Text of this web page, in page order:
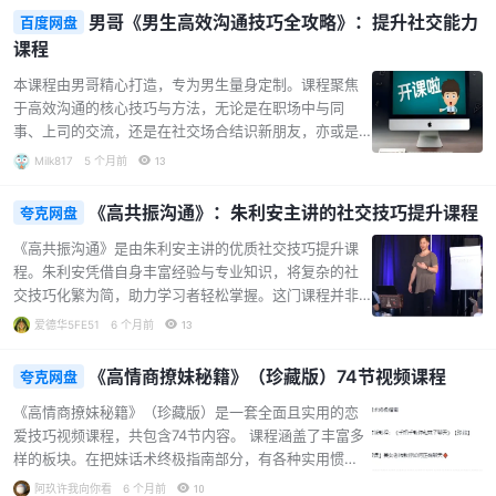
添相处的趣味性。无论是想要学习调情技巧，还是通过
讲故事来吸引女生，亦或是掌握和女生肢体接触的恰当
方式，在这门课程中都能找到相应的内容。其特色在于
通过具体的话术惯例示例，生动形象地传授把妹技巧，
实用性强。对于在恋爱社交中感到困惑、渴望提升自身
吸引力和沟通能力的人群来说，这是一套极具价值的课
程资源。通过学习，有望在与女生交往过程中更加自
信、从容，提升恋爱成功率。...
百度网盘
男哥《男生高效沟通技巧全攻略》：提升社交能力
课程
本课程由男哥精心打造，专为男生量身定制。课程聚焦
于高效沟通的核心技巧与方法，无论是在职场中与同
事、上司的交流，还是在社交场合结识新朋友，亦或是
日常生活里与家人相处，都能助力男生提升沟通效率，
效表达、积极倾听与恰当回应等关键环节。同时，还传
授解决冲突和建立信任的实用策略，帮助男生在各种场
景中应对自如。对于渴望提升沟通能力、拓展人脉资
源、塑造良好个人形象的男生而言，这是一门不可多得
的优质课程。借助课程的学习，开启沟通能力提升之
旅，让自己在社交与生活中更加游刃有余。...
Milk817 5 个月前 13
夸克网盘 《高共振沟通》：朱利安主讲的社交技巧提升课程
《高共振沟通》是由朱利安主讲的优质社交技巧提升课
程。朱利安凭借自身丰富经验与专业知识，将复杂的社
交技巧化繁为简，助力学习者轻松掌握。这门课程并非
单纯的理论传授，更是实用操作技巧的指导。课程中，
是日常闲聊还是商务交流，有效的沟通都是关键。他通
过大量实例与故事，生动展示了如何建立良好的人际联
系、清晰表达观点以及认真倾听他人。此外，课程还涵
盖了应对社交尴尬局面的方法，帮助学习者在社交场合
更加自信从容。课程内容丰富多样，从情感技能与分析
技能的讲解，到引导冥想助力释放社交焦虑；从对话过
爱德华5FE51 6 个月前 13
夸克网盘 《高情商撩妹秘籍》（珍藏版）74节视频课程
《高情商撩妹秘籍》（珍藏版）是一套全面且实用的恋
爱技巧视频课程，共包含74节内容。 课程涵盖了丰富多
样的板块。在把妹话术终极指南部分，有各种实用惯
例，无论是幽默搞笑、高价值展示，还是化解约会冷
阿玖许我向你看 6 个月前 10